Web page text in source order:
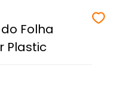
Folha
Plastic